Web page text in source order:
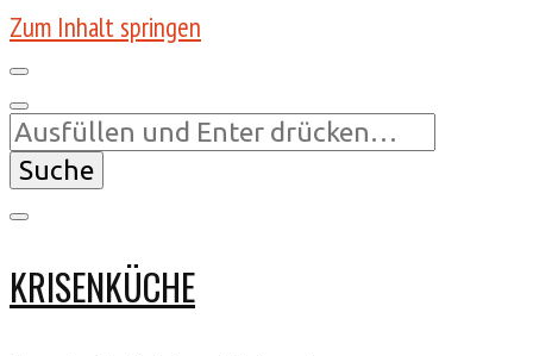
Zum Inhalt springen
Suchst
du
nach
KRISENKÜCHE